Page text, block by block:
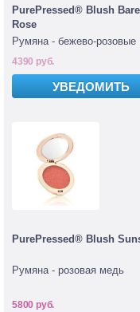
PurePressed® Blush
Rose
Румяна - бежево-розовые
4390 руб.
УВЕДОМИТЬ
PurePressed® Blush
Румяна - розовая медь
5800 руб.